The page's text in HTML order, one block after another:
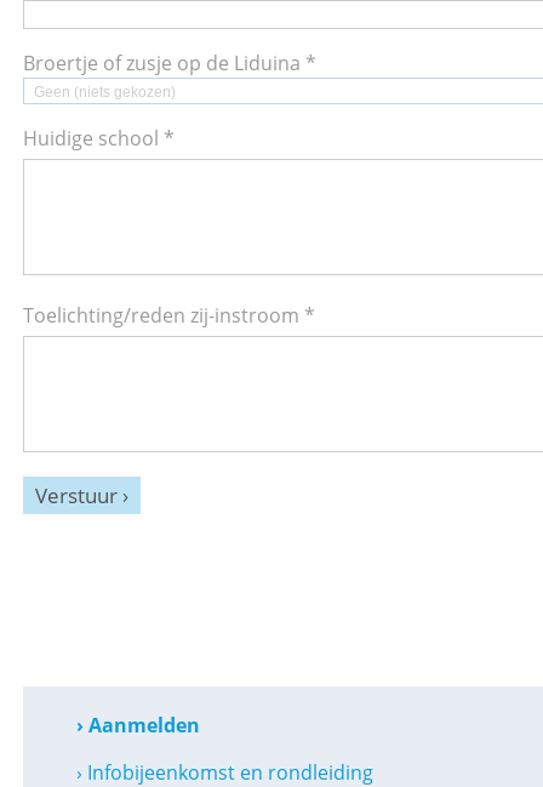
Broertje of zusje op de Liduina *
Geen (niets gekozen)
Huidige school *
Toelichting/reden zij-instroom *
Verstuur ›
› Aanmelden
› Infobijeenkomst en rondleiding